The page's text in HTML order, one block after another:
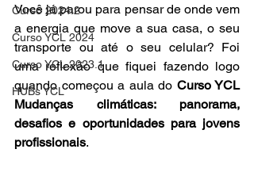
Curso 2024.2
Curso YCL 2024
Curso YCL 2023.1
HUBs YCL
Você já parou para pensar de onde vem
a energia que move a sua casa, o seu
transporte ou até o seu celular? Foi
uma reflexão que fiquei fazendo logo
quando começou a aula do Curso YCL
Mudanças climáticas: panorama,
desafios e oportunidades para jovens
profissionais.